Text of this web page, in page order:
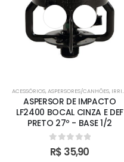
ACESSÓRIOS,ASPERSORES/CANHÕES, IRRIGAÇÃO
ASPERSOR DE IMPACTO
LF2400 BOCAL CINZA E DEF
PRETO 27º - BASE 1/2
0out of 5
R$ 35,90